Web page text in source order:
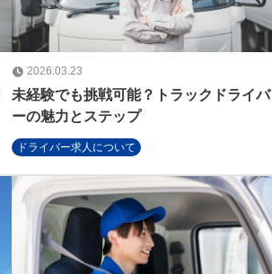
2026.03.23
未経験でも挑戦可能？トラックドライバ
ーの魅力とステップ
ドライバー求人について